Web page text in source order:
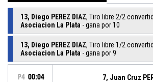
13, Diego PEREZ DIAZ, Tiro libre 2/2
Asociacion La Plata - gana por 10
13, Diego PEREZ DIAZ, Tiro libre 1/2
Asociacion La Plata - gana por 9
P4 00:04 7, Juan Cruz